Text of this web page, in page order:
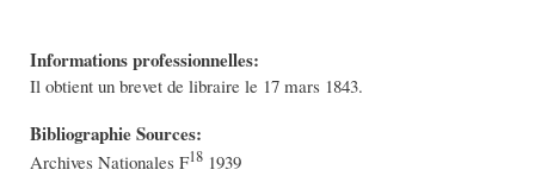
Informations professionnelles:
Il obtient un brevet de libraire le 17 mars 1843.
Bibliographie Sources:
Archives Nationales F18 1939